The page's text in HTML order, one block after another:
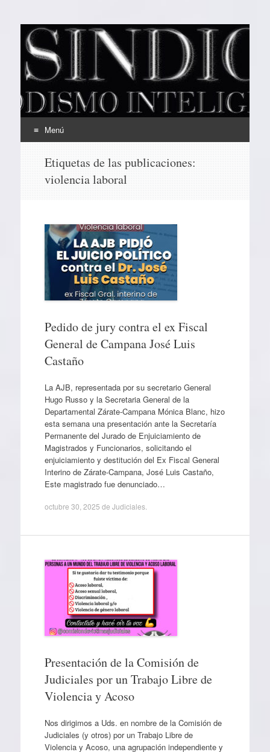
EL SINDICAL
Periodismo Inteligente
Menú
contenido
Etiquetas de las publicaciones:
violencia laboral
Pedido de jury contra el ex Fiscal
General de Campana José Luis
Castaño
La AJB, representada por su secretario General
Hugo Russo y la Secretaria General de la
Departamental Zárate-Campana Mónica Blanc, hizo
esta semana una presentación ante la Secretaría
Permanente del Jurado de Enjuiciamiento de
Magistrados y Funcionarios, solicitando el
enjuiciamiento y destitución del Ex Fiscal General
Interino de Zárate-Campana, José Luis Castaño,
Este magistrado fue denunciado…
octubre 30, 2025 de Judiciales.
Presentación de la Comisión de
Judiciales por un Trabajo Libre de
Violencia y Acoso
Nos dirigimos a Uds. en nombre de la Comisión de
Judiciales (y otros) por un Trabajo Libre de
Violencia y Acoso, una agrupación independiente y